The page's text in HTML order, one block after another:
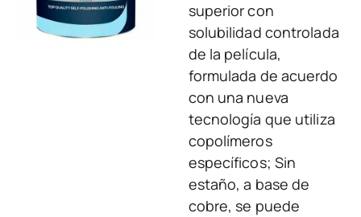
superior con
solubilidad controlada
de la película,
formulada de acuerdo
con una nueva
tecnología que utiliza
copolímeros
específicos; Sin
estaño, a base de
cobre, se puede